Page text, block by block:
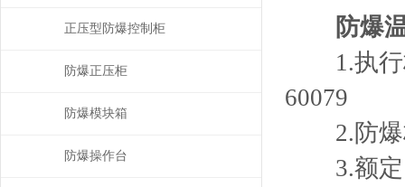
防爆
1.执行标
60079
2.防爆标
3.额定
正压型防爆控制柜
防爆正压柜
防爆模块箱
防爆操作台